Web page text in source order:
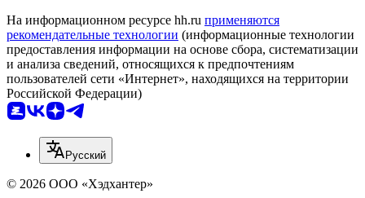
На информационном ресурсе hh.ru применяются
рекомендательные технологии (информационные технологии
предоставления информации на основе сбора, систематизации
и анализа сведений, относящихся к предпочтениям
пользователей сети «Интернет», находящихся на территории
Российской Федерации)
Русский
© 2026 ООО «Хэдхантер»